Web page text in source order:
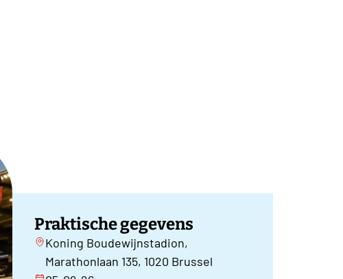
Praktische gegevens
Koning Boudewijnstadion,
Marathonlaan 135, 1020 Brussel